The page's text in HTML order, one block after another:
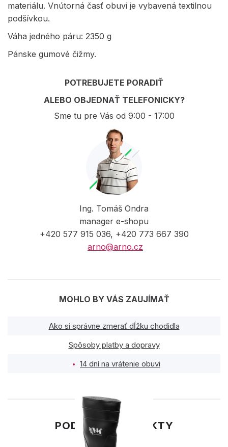
materiálu. Vnútorná časť obuvi je vybavená textilnou
podšívkou.
Váha jedného páru: 2350 g
Pánske gumové čižmy.
POTREBUJETE PORADIŤ
ALEBO OBJEDNAŤ TELEFONICKY?
Sme tu pre Vás od 9:00 - 17:00
Ing. Tomáš Ondra
manager e-shopu
+420 577 915 036, +420 773 667 390
arno@arno.cz
MOHLO BY VÁS ZAUJÍMAŤ
Ako si správne zmerať dĺžku chodidla
Spôsoby platby a dopravy
14 dní na vrátenie obuvi
PODOBNÉ PRODUKTY